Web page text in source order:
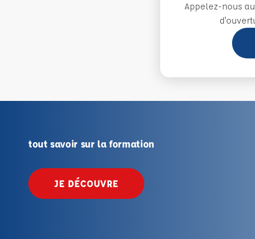
Appelez-nous
tout savoir sur la formation
JE DÉCOUVRE